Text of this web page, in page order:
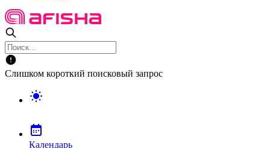
Слишком короткий поисковый запрос
Календарь